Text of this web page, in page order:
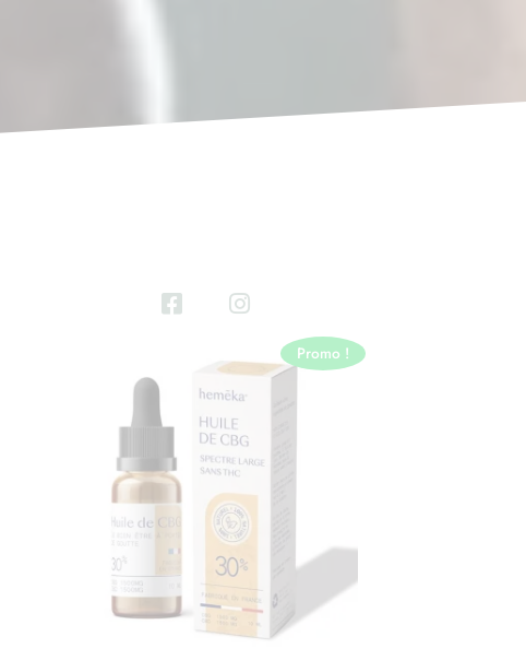
Promo !